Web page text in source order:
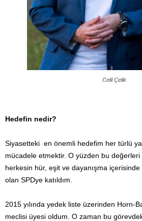
Celil Çelik
Hedefin nedir?
Siyasetteki en önemli hedefim her türlü
mücadele etmektir. O yüzden bu
herkesin hür, eşit ve dayanışma içerisinde
olan SPDye katıldım.
2015 yılında yedek liste üzerinden Horn-
meclisi üyesi oldum. O zaman bu